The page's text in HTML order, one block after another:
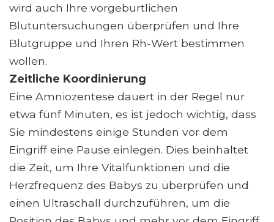
wird auch Ihre vorgeburtlichen
Blutuntersuchungen überprüfen und Ihre
Blutgruppe und Ihren Rh-Wert bestimmen
wollen.
Zeitliche Koordinierung
Eine Amniozentese dauert in der Regel nur
etwa fünf Minuten, es ist jedoch wichtig, dass
Sie mindestens einige Stunden vor dem
Eingriff eine Pause einlegen. Dies beinhaltet
die Zeit, um Ihre Vitalfunktionen und die
Herzfrequenz des Babys zu überprüfen und
einen Ultraschall durchzuführen, um die